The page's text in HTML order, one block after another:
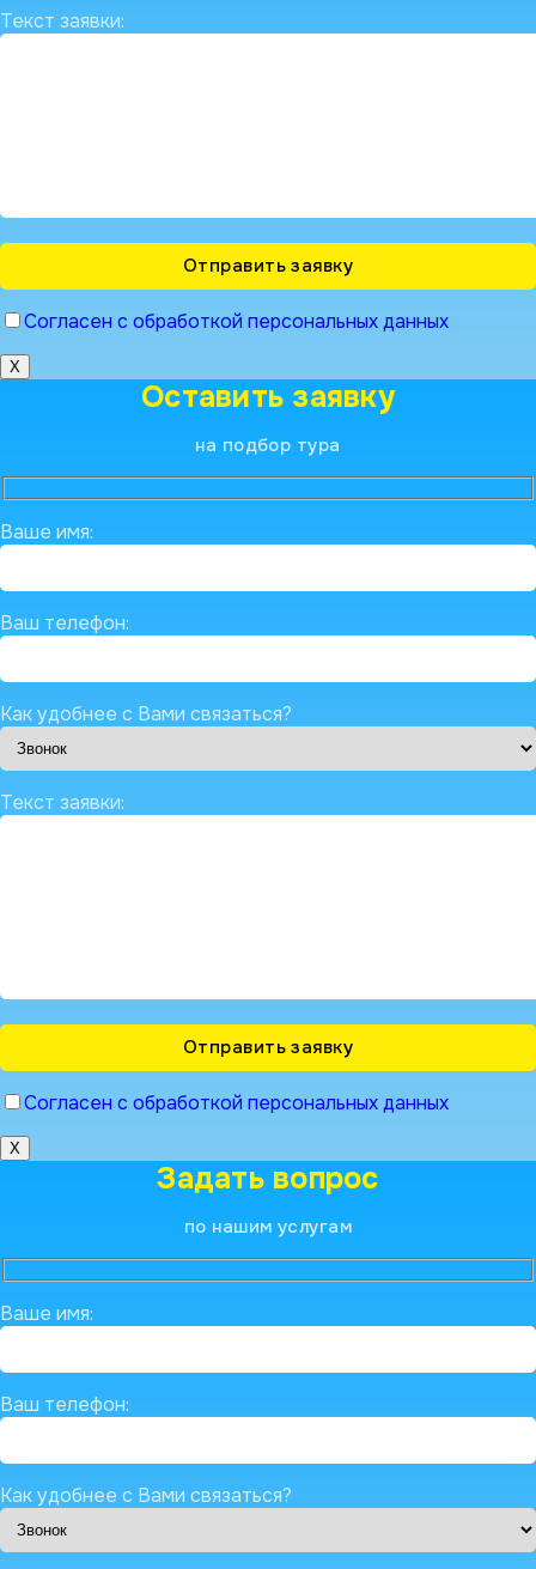
Текст заявки:
Согласен с обработкой персональных данных
X
Оставить заявку
на подбор тура
Ваше имя:
Ваш телефон:
Как удобнее с Вами связаться?
Текст заявки:
Согласен с обработкой персональных данных
X
Задать вопрос
по нашим услугам
Ваше имя:
Ваш телефон:
Как удобнее с Вами связаться?